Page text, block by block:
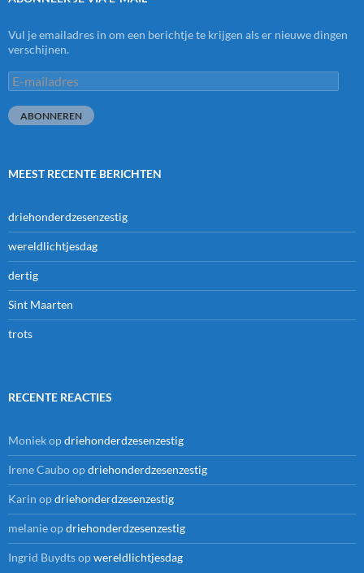
Vul je emailadres in om een berichtje te krijgen als er nieuwe dingen
verschijnen.
E-
mailadres
ABONNEREN
MEEST RECENTE BERICHTEN
driehonderdzesenzestig
wereldlichtjesdag
dertig
Sint Maarten
trots
RECENTE REACTIES
Moniekopdriehonderdzesenzestig
Irene Cauboopdriehonderdzesenzestig
Karin opdriehonderdzesenzestig
melanieopdriehonderdzesenzestig
Ingrid Buydtsopwereldlichtjesdag